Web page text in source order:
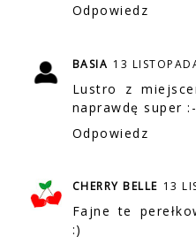
Odpowiedz
BASIA 13
Lustro z
naprawdę super
Odpowiedz
CHERRY BELLE 13
Fajne te
:)